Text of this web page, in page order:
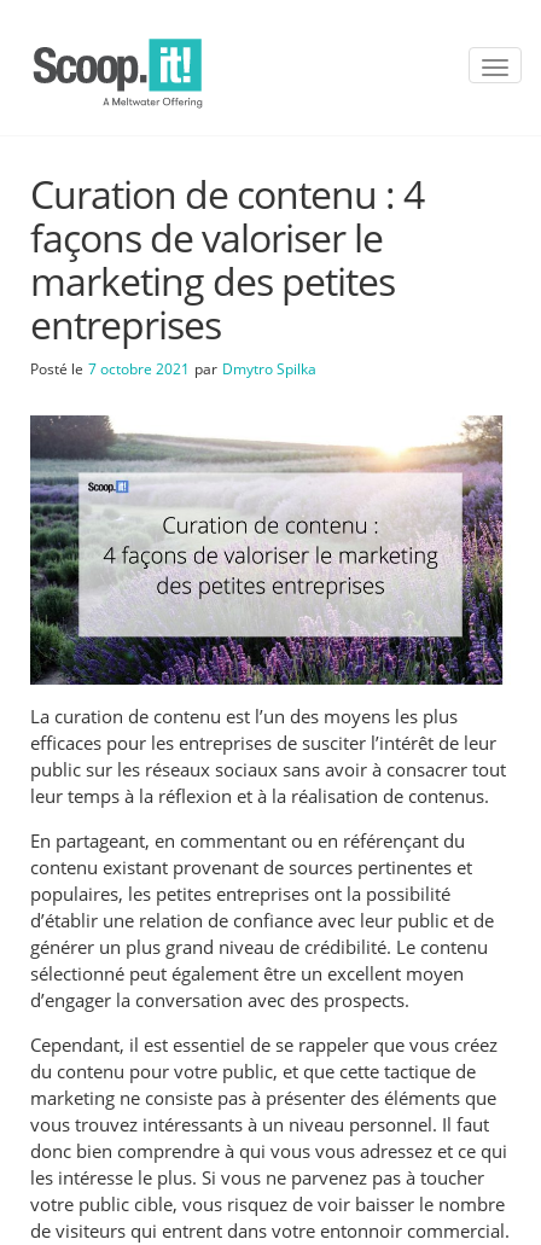
T
n
Curation de contenu : 4
façons de valoriser le
marketing des petites
entreprises
Posté le 7 octobre 2021 par Dmytro Spilka
La curation de contenu est l’un des moyens les plus
efficaces pour les entreprises de susciter l’intérêt de leur
public sur les réseaux sociaux sans avoir à consacrer tout
leur temps à la réflexion et à la réalisation de contenus.
En partageant, en commentant ou en référençant du
contenu existant provenant de sources pertinentes et
populaires, les petites entreprises ont la possibilité
d’établir une relation de confiance avec leur public et de
générer un plus grand niveau de crédibilité. Le contenu
sélectionné peut également être un excellent moyen
d’engager la conversation avec des prospects.
Cependant, il est essentiel de se rappeler que vous créez
du contenu pour votre public, et que cette tactique de
marketing ne consiste pas à présenter des éléments que
vous trouvez intéressants à un niveau personnel. Il faut
donc bien comprendre à qui vous vous adressez et ce qui
les intéresse le plus. Si vous ne parvenez pas à toucher
votre public cible, vous risquez de voir baisser le nombre
de visiteurs qui entrent dans votre entonnoir commercial.